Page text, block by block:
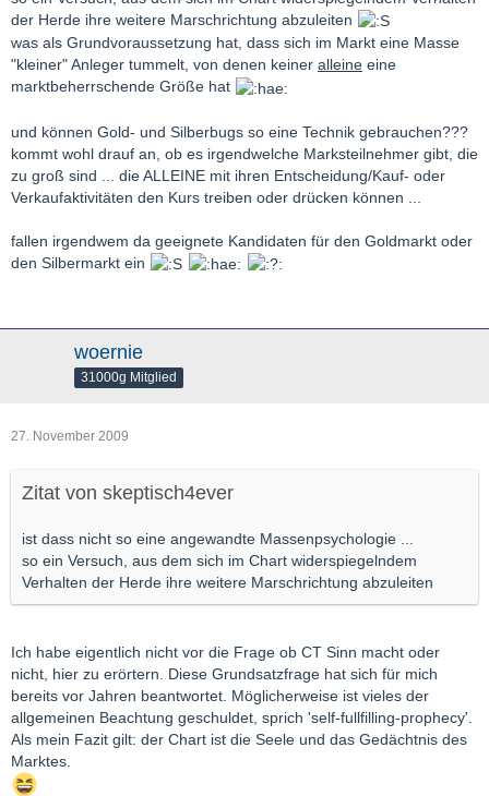
der Herde ihre weitere Marschrichtung abzuleiten
was als Grundvoraussetzung hat, dass sich im Markt eine Masse
"kleiner" Anleger tummelt, von denen keiner alleine eine
marktbeherrschende Größe hat
und können Gold- und Silberbugs so eine Technik gebrauchen???
kommt wohl drauf an, ob es irgendwelche Marksteilnehmer gibt, die
zu groß sind ... die ALLEINE mit ihren Entscheidung/Kauf- oder
Verkaufaktivitäten den Kurs treiben oder drücken können ...
fallen irgendwem da geeignete Kandidaten für den Goldmarkt oder
den Silbermarkt ein
woernie
31000g Mitglied
27. November 2009
Zitat von skeptisch4ever
ist dass nicht so eine angewandte Massenpsychologie ...
so ein Versuch, aus dem sich im Chart widerspiegelndem
Verhalten der Herde ihre weitere Marschrichtung abzuleiten
Ich habe eigentlich nicht vor die Frage ob CT Sinn macht oder
nicht, hier zu erörtern. Diese Grundsatzfrage hat sich für mich
bereits vor Jahren beantwortet. Möglicherweise ist vieles der
allgemeinen Beachtung geschuldet, sprich 'self-fullfilling-prophecy'.
Als mein Fazit gilt: der Chart ist die Seele und das Gedächtnis des
Marktes.